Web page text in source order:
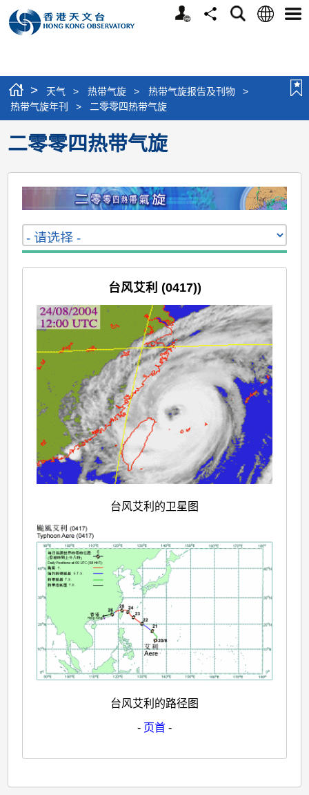
个
分
搜
语
选
> 天气 > 热带气旋 > 热带气旋报告及刊物
>
热带气旋年刊
> 二零零四热带气旋
二零零四热带气旋
台风艾利 (0417))
台风艾利的卫星图
台风艾利的路径图
- 页首 -